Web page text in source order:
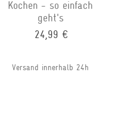
Kochen - so einfach
geht's
24,99 €
Versand innerhalb 24h